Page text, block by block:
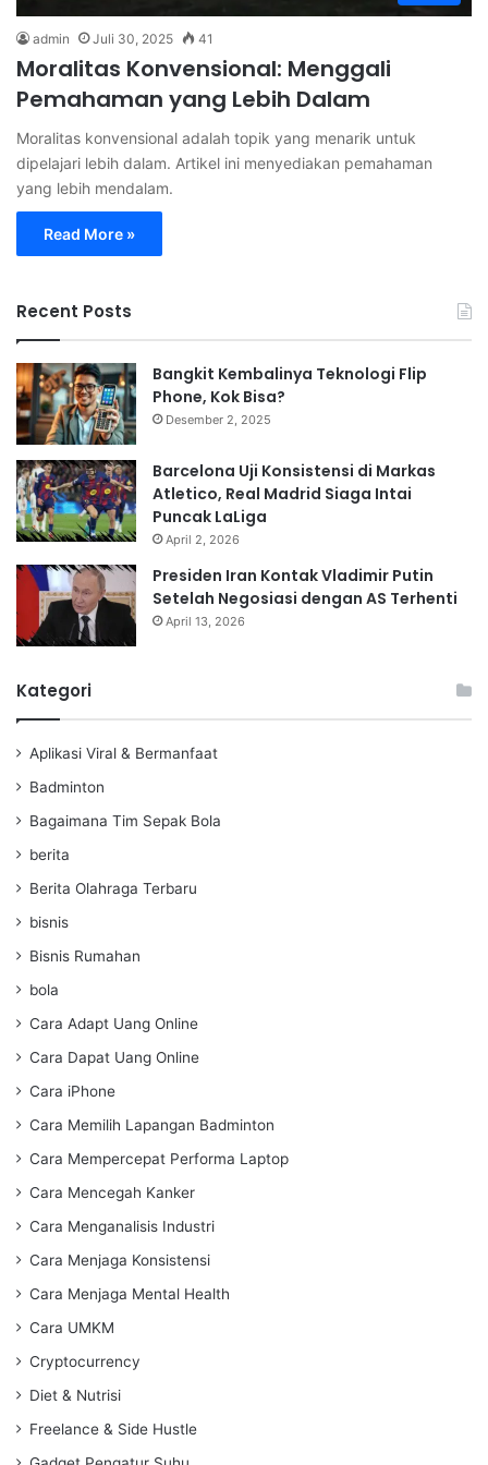
admin Juli 30, 2025 41
Moralitas Konvensional: Menggali
Pemahaman yang Lebih Dalam
Moralitas konvensional adalah topik yang menarik untuk
dipelajari lebih dalam. Artikel ini menyediakan pemahaman
yang lebih mendalam.
Read More »
Recent Posts
Bangkit Kembalinya Teknologi Flip
Phone, Kok Bisa?
Desember 2, 2025
Barcelona Uji Konsistensi di Markas
Atletico, Real Madrid Siaga Intai
Puncak LaLiga
April 2, 2026
Presiden Iran Kontak Vladimir Putin
Setelah Negosiasi dengan AS Terhenti
April 13, 2026
Kategori
Aplikasi Viral & Bermanfaat
Badminton
Bagaimana Tim Sepak Bola
berita
Berita Olahraga Terbaru
bisnis
Bisnis Rumahan
bola
Cara Adapt Uang Online
Cara Dapat Uang Online
Cara iPhone
Cara Memilih Lapangan Badminton
Cara Mempercepat Performa Laptop
Cara Mencegah Kanker
Cara Menganalisis Industri
Cara Menjaga Konsistensi
Cara Menjaga Mental Health
Cara UMKM
Cryptocurrency
Diet & Nutrisi
Freelance & Side Hustle